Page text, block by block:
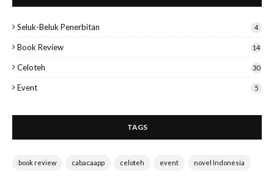
Seluk-Beluk Penerbitan 4
Book Review 14
Celoteh 30
Event 5
TAGS
book review cabacaapp celoteh event novel Indonesia